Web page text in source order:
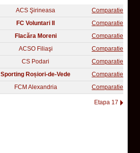
ACS Şirineasa
Comparatie
FC Voluntari II
Comparatie
Flacăra Moreni
Comparatie
ACSO Filiaşi
Comparatie
CS Podari
Comparatie
Sporting Roșiori-de-Vede
Comparatie
FCM Alexandria Comparatie
Etapa 17